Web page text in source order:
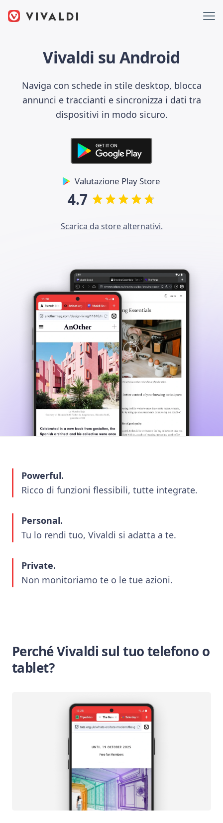
Vivaldi su Android
Naviga con schede in stile desktop, blocca
annunci e traccianti e sincronizza i dati tra
dispositivi in modo sicuro.
Valutazione Play Store
4.7
Scarica da store alternativi.
Powerful.
Ricco di funzioni flessibili, tutte integrate.
Personal.
Tu lo rendi tuo, Vivaldi si adatta a te.
Private.
Non monitoriamo te o le tue azioni.
Perché Vivaldi sul tuo telefono o
tablet?